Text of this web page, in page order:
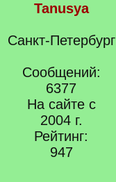
Tanusya
Санкт-Петербург
Сообщений:
6377
На сайте с
2004 г.
Рейтинг:
947